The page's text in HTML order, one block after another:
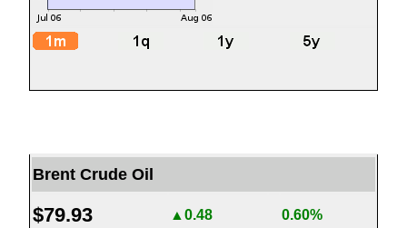
Brent Crude Oil
$79.93 ▲0.48 0.60%